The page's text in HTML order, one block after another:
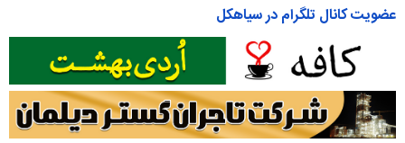
عضویت کانال تلگرام در سیاهکل